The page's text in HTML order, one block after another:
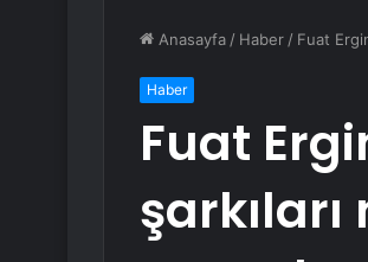
Anasayfa / Haber / Fuat
Haber
Fuat